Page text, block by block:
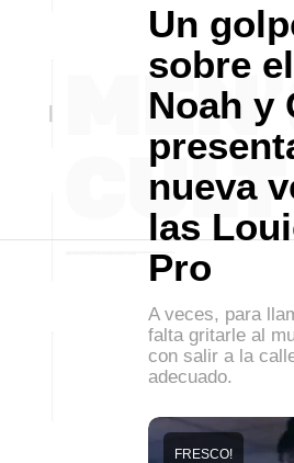
Un
sobre
Noah y
nueva
las
Pro
A veces, para
falta gritarle al
con salir a la
adecuado.
FRESCO!